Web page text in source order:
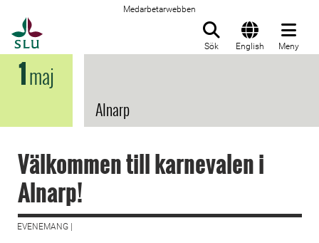
Medarbetarwebben
Sök English Meny
1maj
Alnarp
Välkommen till karnevalen i
Alnarp!
EVENEMANG |